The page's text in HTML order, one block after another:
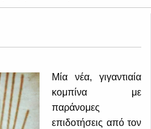
Μία νέα, γιγαντιαία
κομπίνα με
παράνομες
επιδοτήσεις από τον